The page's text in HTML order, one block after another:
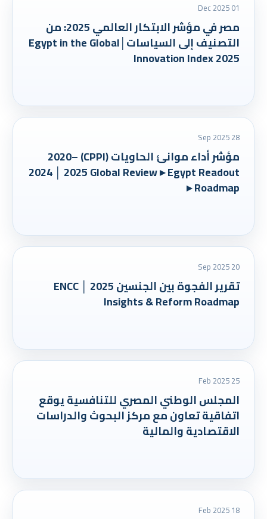
01 Dec 2025
مصر في مؤشر الابتكار العالمي 2025: من
التصنيف إلى السياسات│Egypt in the Global
Innovation Index 2025
28 Sep 2025
مؤشر أداء موانئ الحاويات (CPPI) 2020–
2024 │ 2025 Global Review ▸ Egypt Readout
▸ Roadmap
20 Sep 2025
تقرير الفجوة بين الجنسين 2025 │ ENCC
Insights & Reform Roadmap‎
25 Feb 2025
المجلس الوطني المصري للتنافسية يوقع
اتفاقية تعاون مع مركز البحوث والدراسات
الاقتصادية والمالية
18 Feb 2025